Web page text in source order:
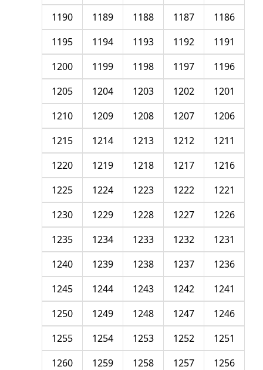
1186
1187
1188
1189
1190
1191
1192
1193
1194
1195
1196
1197
1198
1199
1200
1201
1202
1203
1204
1205
1206
1207
1208
1209
1210
1211
1212
1213
1214
1215
1216
1217
1218
1219
1220
1221
1222
1223
1224
1225
1226
1227
1228
1229
1230
1231
1232
1233
1234
1235
1236
1237
1238
1239
1240
1241
1242
1243
1244
1245
1246
1247
1248
1249
1250
1251
1252
1253
1254
1255
1256
1257
1258
1259
1260